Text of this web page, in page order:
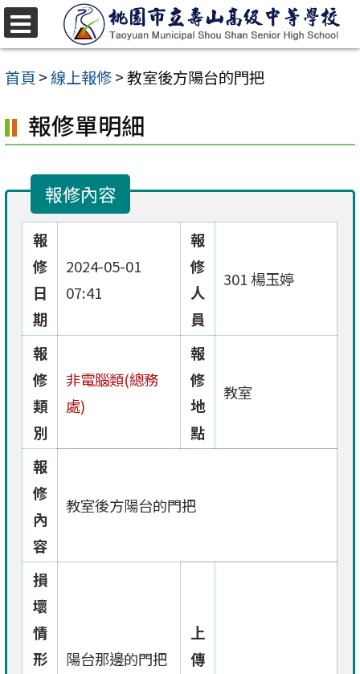
跳
至
主
內
容
首頁 >線上報修>教室後方陽台的門把
報修單明細
報修內容
報
修
日
期
2024-05-01
07:41
報
修
人
員
301 楊玉婷
報
修
類
別
非電腦類(總務
處)
報
修
地
點
教室
報
修
內
容
教室後方陽台的門把
損
壞
情
形
陽台那邊的門把
上
傳
選
單